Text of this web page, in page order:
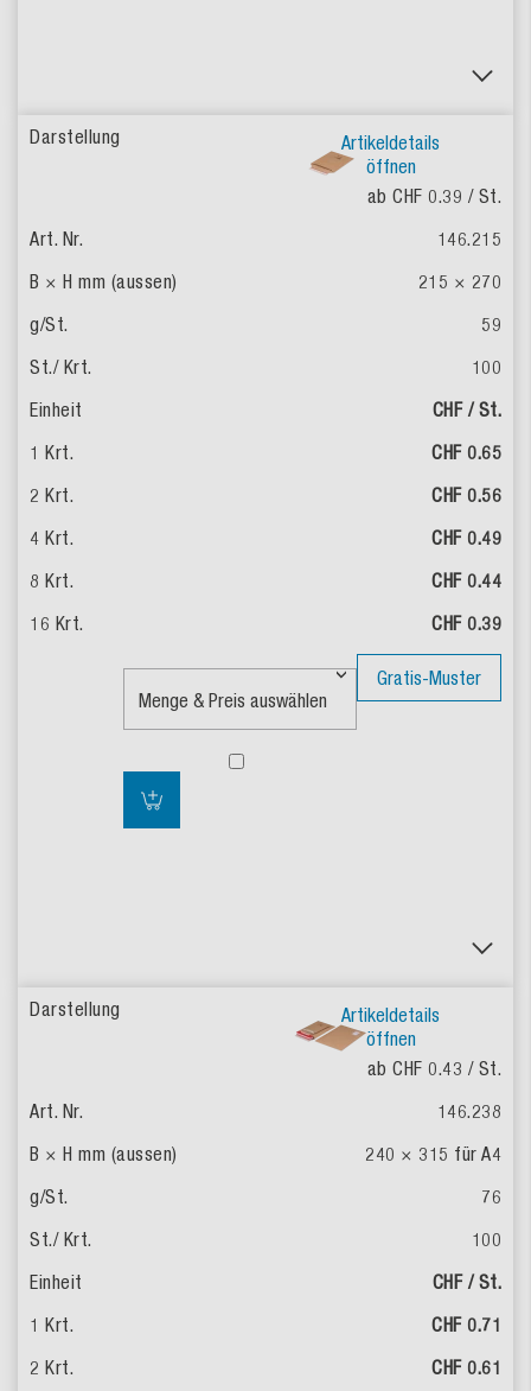
Artikeldetails
öffnen
ab CHF 0.39 / St.
146.215
215 × 270
59
100
CHF / St.
CHF 0.65
CHF 0.56
CHF 0.49
CHF 0.44
CHF 0.39
Gratis-Muster
Artikeldetails
öffnen
ab CHF 0.43 / St.
146.238
240 × 315 für A4
76
100
CHF / St.
CHF 0.71
CHF 0.61